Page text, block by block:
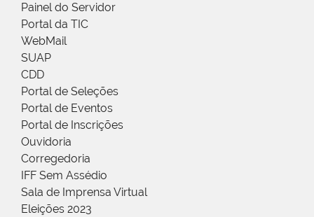
Painel do Servidor
Portal da TIC
WebMail
SUAP
CDD
Portal de Seleções
Portal de Eventos
Portal de Inscrições
Ouvidoria
Corregedoria
IFF Sem Assédio
Sala de Imprensa Virtual
Eleições 2023